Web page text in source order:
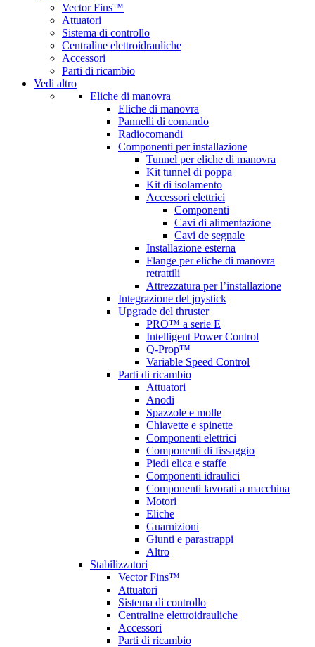
Vector Fins™
Attuatori
Sistema di controllo
Centraline elettroidrauliche
Accessori
Parti di ricambio
Vedi altro
Eliche di manovra
Eliche di manovra
Pannelli di comando
Radiocomandi
Componenti per installazione
Tunnel per eliche di manovra
Kit tunnel di poppa
Kit di isolamento
Accessori elettrici
Componenti
Cavi di alimentazione
Cavi de segnale
Installazione esterna
Flange per eliche di manovra
retrattili
Attrezzatura per l’installazione
Integrazione del joystick
Upgrade del thruster
PRO™ a serie E
Intelligent Power Control
Q-Prop™
Variable Speed Control
Parti di ricambio
Attuatori
Anodi
Spazzole e molle
Chiavette e spinette
Componenti elettrici
Componenti di fissaggio
Piedi elica e staffe
Componenti idraulici
Componenti lavorati a macchina
Motori
Eliche
Guarnizioni
Giunti e parastrappi
Altro
Stabilizzatori
Vector Fins™
Attuatori
Sistema di controllo
Centraline elettroidrauliche
Accessori
Parti di ricambio